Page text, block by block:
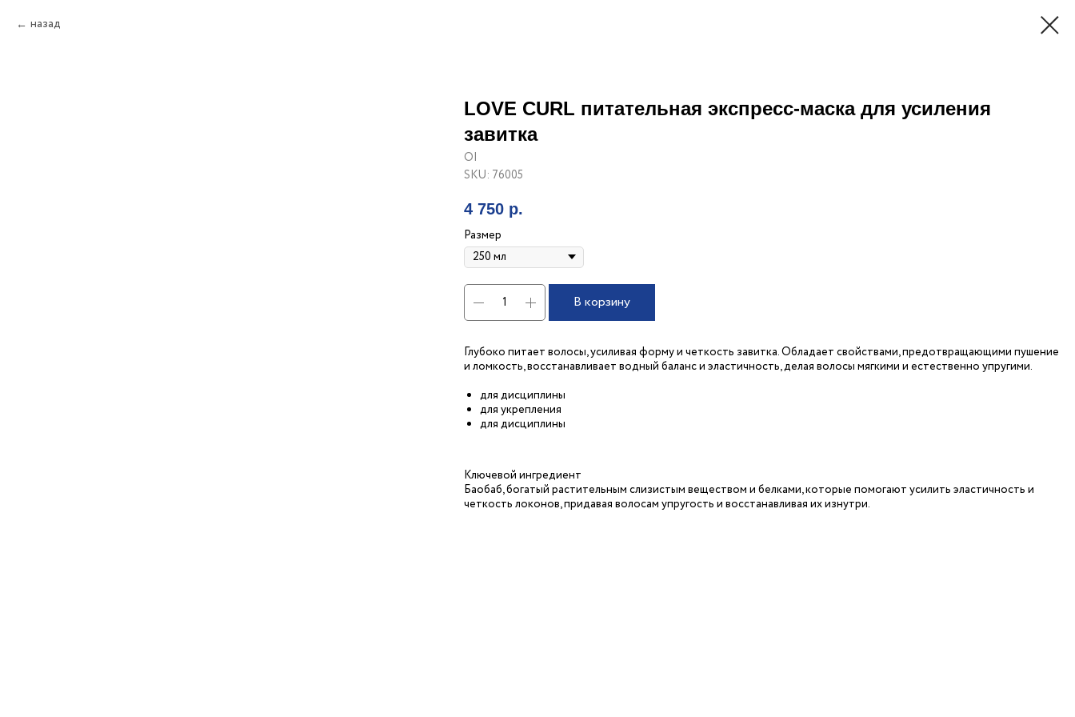
назад
LOVE CURL питательная экспресс-маска для усиления
завитка
OI
SKU: 76005
4 750 р.
Размер
В корзину
Глубоко питает волосы, усиливая форму и четкость завитка. Обладает свойствами, предотвращающими пушение
и ломкость, восстанавливает водный баланс и эластичность, делая волосы мягкими и естественно упругими.
для дисциплины
для укрепления
для дисциплины
Ключевой ингредиент
Баобаб, богатый растительным слизистым веществом и белками, которые помогают усилить эластичность и
четкость локонов, придавая волосам упругость и восстанавливая их изнутри.